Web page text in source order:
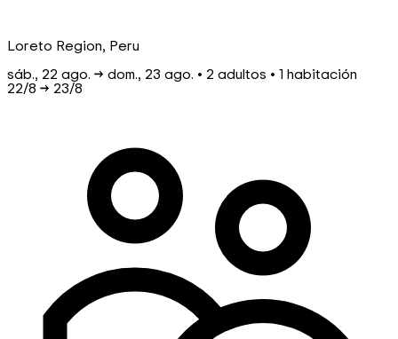
Loreto Region, Peru
sáb., 22 ago. → dom., 23 ago. • 2 adultos • 1 habitación
22/8 → 23/8